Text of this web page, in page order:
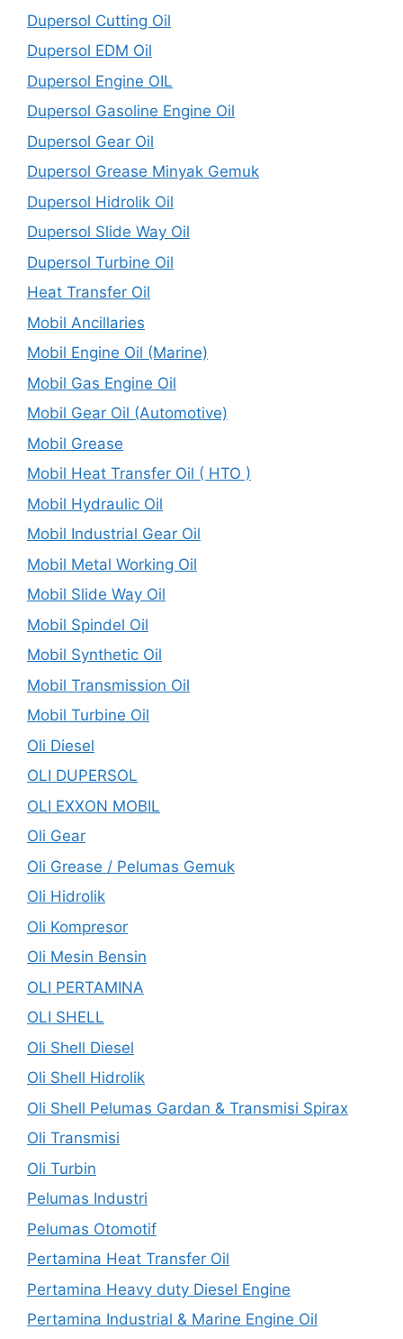
Dupersol Cutting Oil
Dupersol EDM Oil
Dupersol Engine OIL
Dupersol Gasoline Engine Oil
Dupersol Gear Oil
Dupersol Grease Minyak Gemuk
Dupersol Hidrolik Oil
Dupersol Slide Way Oil
Dupersol Turbine Oil
Heat Transfer Oil
Mobil Ancillaries
Mobil Engine Oil (Marine)
Mobil Gas Engine Oil
Mobil Gear Oil (Automotive)
Mobil Grease
Mobil Heat Transfer Oil ( HTO )
Mobil Hydraulic Oil
Mobil Industrial Gear Oil
Mobil Metal Working Oil
Mobil Slide Way Oil
Mobil Spindel Oil
Mobil Synthetic Oil
Mobil Transmission Oil
Mobil Turbine Oil
Oli Diesel
OLI DUPERSOL
OLI EXXON MOBIL
Oli Gear
Oli Grease / Pelumas Gemuk
Oli Hidrolik
Oli Kompresor
Oli Mesin Bensin
OLI PERTAMINA
OLI SHELL
Oli Shell Diesel
Oli Shell Hidrolik
Oli Shell Pelumas Gardan & Transmisi Spirax
Oli Transmisi
Oli Turbin
Pelumas Industri
Pelumas Otomotif
Pertamina Heat Transfer Oil
Pertamina Heavy duty Diesel Engine
Pertamina Industrial & Marine Engine Oil